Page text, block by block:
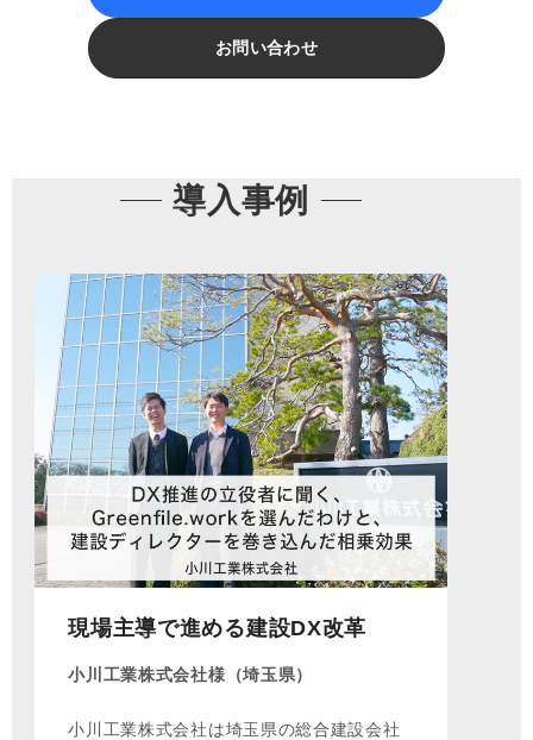
お問い合わせ
導入事例
現場主導で進める建設DX改革
小川工業株式会社様（埼玉県）
小川工業株式会社は埼玉県の総合建設会社